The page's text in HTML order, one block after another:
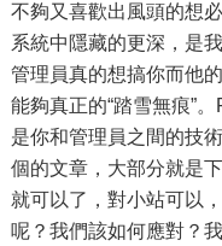
不夠又喜歡出風頭的想
系統中隱藏的更深，是
管理員真的想搞你而他
能夠真正的“踏雪無痕”
是你和管理員之間的技
個的文章，大部分就是
就可以了，對小站可以
呢？我們該如何應對？